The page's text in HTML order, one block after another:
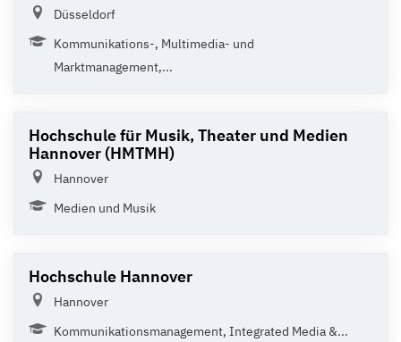
Düsseldorf
Kommunikations-, Multimedia- und
Marktmanagement,...
Hochschule für Musik, Theater und Medien
Hannover (HMTMH)
Hannover
Medien und Musik
Hochschule Hannover
Hannover
Kommunikationsmanagement, Integrated Media &...